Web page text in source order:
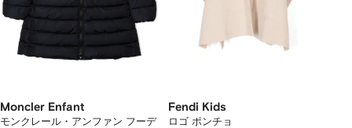
Moncler Enfant
モンクレール・アンファン フーデ
Fendi Kids
ロゴ ポンチョ